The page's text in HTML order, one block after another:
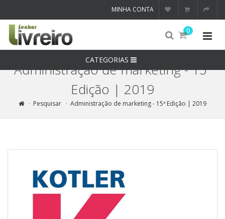
MINHA CONTA
0
CATEGORIAS
Administração de marketing - 15ª
Edição | 2019
Pesquisar Administração de marketing - 15ª Edição | 2019